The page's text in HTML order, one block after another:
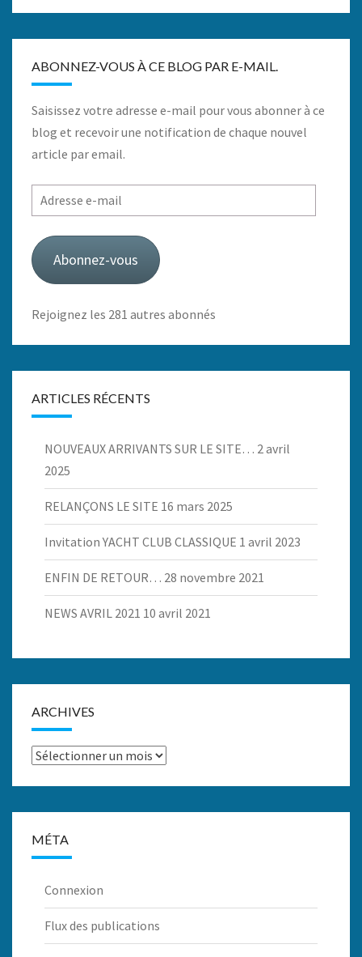
ABONNEZ-VOUS À CE BLOG PAR E-MAIL.
Saisissez votre adresse e-mail pour vous abonner à ce
blog et recevoir une notification de chaque nouvel
article par email.
Adresse
e-
mail
Abonnez-vous
Rejoignez les 281 autres abonnés
ARTICLES RÉCENTS
NOUVEAUX ARRIVANTS SUR LE SITE… 2 avril
2025
RELANÇONS LE SITE 16 mars 2025
Invitation YACHT CLUB CLASSIQUE 1 avril 2023
ENFIN DE RETOUR… 28 novembre 2021
NEWS AVRIL 2021 10 avril 2021
ARCHIVES
Archives
MÉTA
Connexion
Flux des publications